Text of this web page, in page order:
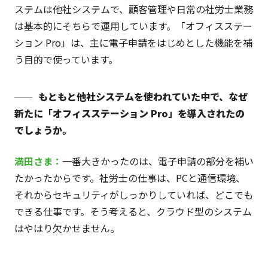
ステムは他社システムで、顧客管理や日常の社労士業務
は基本的にそちらで運用しています。「オフィスステー
ション Pro」は、主に電子申請をはじめとした機能を補
う目的で使っています。
もともと他社システムを使われていた中で、なぜ
新たに「オフィスステーション Pro」を導入されたの
でしょうか。
満田さま： 一番大きかったのは、電子申請の部分を補い
たかったからです。社労士の仕事は、PCと通信環境、
それからセキュリティがしっかりしていれば、どこでも
できる仕事です。そう考えると、クラウド型のシステム
はやはり欠かせません。